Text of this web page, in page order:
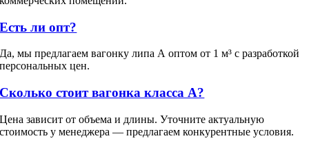
Есть ли опт?
Да, мы предлагаем вагонку липа А оптом от 1 м³ с разработкой
персональных цен.
Сколько стоит вагонка класса А?
Цена зависит от объема и длины. Уточните актуальную
стоимость у менеджера — предлагаем конкурентные условия.